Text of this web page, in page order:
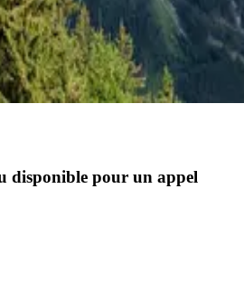
disponible pour un appel